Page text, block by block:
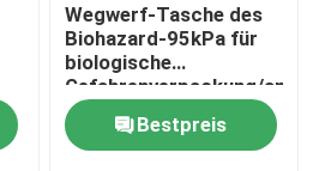
Wegwerf-Tasche des
Biohazard-95kPa für
biologische
Gefahrenverpackung/
Exemplar
Bestpreis